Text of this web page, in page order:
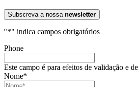
Subscreva a nossa newsletter
"*" indica campos obrigatórios
Phone
Este campo é para efeitos de validação e
Nome*